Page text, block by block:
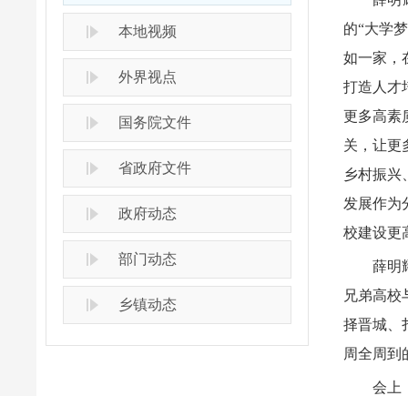
本地视频
外界视点
国务院文件
省政府文件
政府动态
部门动态
乡镇动态
的“大学
如一家，
打造人才
更多高素
关，让更
乡村振兴
发展作为
校建设更
薛明
兄弟高校
择晋城、
周全周到
会上